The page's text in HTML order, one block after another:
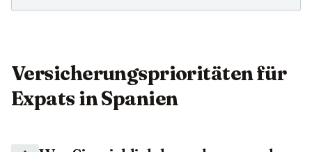
Versicherungsprioritäten für
Expats in Spanien